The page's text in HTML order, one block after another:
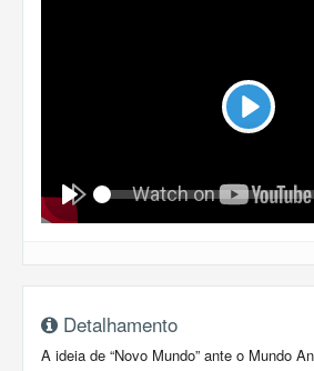
Play
Play
Seek
Detalhamento
A ideia de “Novo Mundo” ante o Mundo